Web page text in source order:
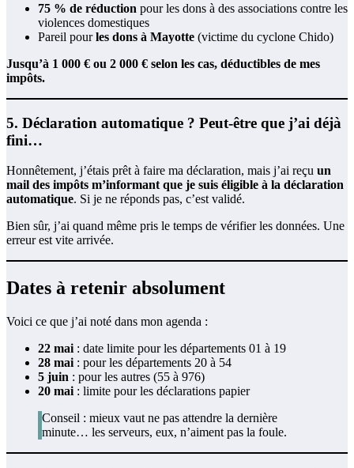
75 % de réduction pour les dons à des associations contre les
violences domestiques
Pareil pourles dons à Mayotte (victime du cyclone Chido)
Jusqu’à 1 000 € ou 2 000 € selon les cas, déductibles de mes
impôts.
5. Déclaration automatique ? Peut-être que j’ai déjà
fini…
Honnêtement, j’étais prêt à faire ma déclaration, mais j’ai reçu un
mail des impôts m’informant que je suis éligible à la déclaration
automatique. Si je ne réponds pas, c’est validé.
Bien sûr, j’ai quand même pris le temps de vérifier les données. Une
erreur est vite arrivée.
Dates à retenir absolument
Voici ce que j’ai noté dans mon agenda :
22 mai : date limite pour les départements 01 à 19
28 mai : pour les départements 20 à 54
5 juin : pour les autres (55 à 976)
20 mai : limite pour les déclarations papier
Conseil : mieux vaut ne pas attendre la dernière
minute… les serveurs, eux, n’aiment pas la foule.